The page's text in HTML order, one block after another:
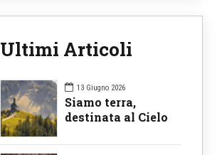
Ultimi Articoli
13 Giugno 2026
Siamo terra,
destinata al Cielo